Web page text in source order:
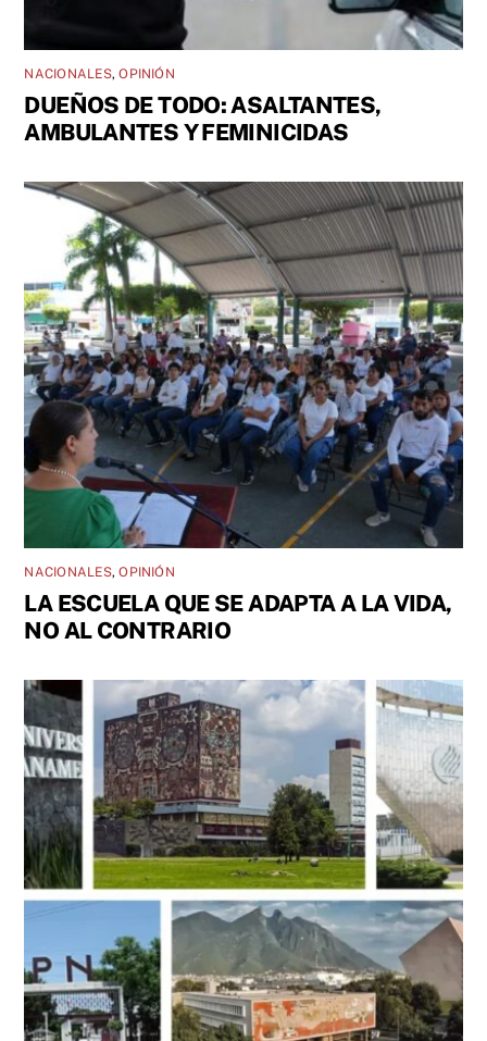
NACIONALES,OPINIÓN
DUEÑOS DE TODO: ASALTANTES,
AMBULANTES Y FEMINICIDAS
NACIONALES,OPINIÓN
LA ESCUELA QUE SE ADAPTA A LA VIDA,
NO AL CONTRARIO